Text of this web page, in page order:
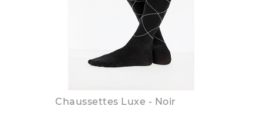
Chaussettes Luxe - Noir